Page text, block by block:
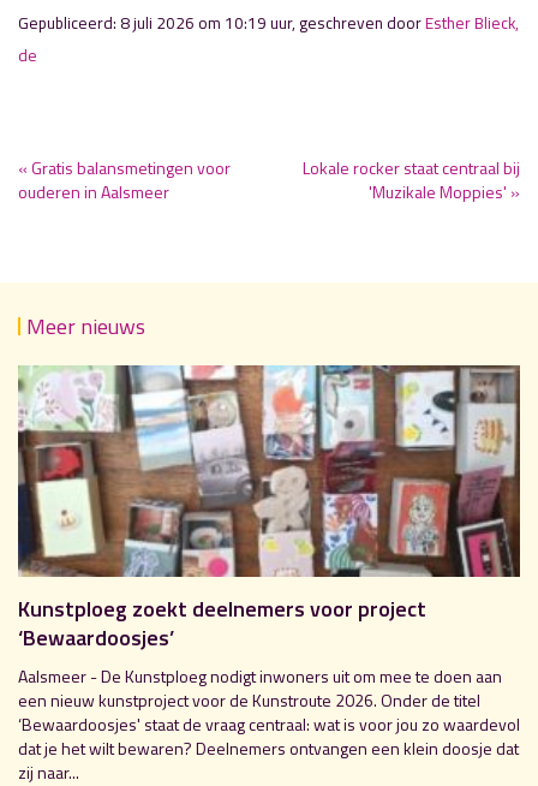
Gepubliceerd: 8 juli 2026 om 10:19 uur, geschreven doorEsther Blieck,
de
« Gratis balansmetingen voor
ouderen in Aalsmeer
Lokale rocker staat centraal bij
'Muzikale Moppies' »
Meer nieuws
Kunstploeg zoekt deelnemers voor project
‘Bewaardoosjes’
Aalsmeer - De Kunstploeg nodigt inwoners uit om mee te doen aan
een nieuw kunstproject voor de Kunstroute 2026. Onder de titel
‘Bewaardoosjes' staat de vraag centraal: wat is voor jou zo waardevol
dat je het wilt bewaren? Deelnemers ontvangen een klein doosje dat
zij naar...